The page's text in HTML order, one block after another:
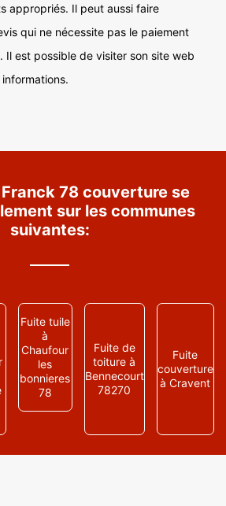
appropriés. Il peut aussi faire
qui ne nécessite pas le paiement
Il est possible de visiter son site web
78 couverture se
sur les communes
suivantes:
Fuite tuile
à
Chaufour
les
bonnieres
78
Fuite de
toiture à
Bennecourt
78270
Fuite
couverture
à Cravent